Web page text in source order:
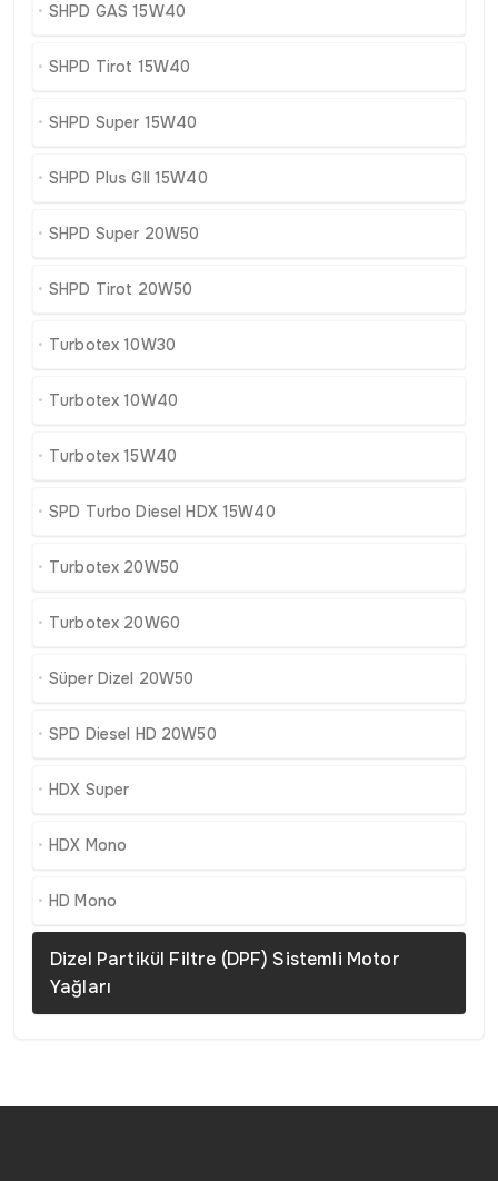
SHPD GAS 15W40
SHPD Tirot 15W40
SHPD Super 15W40
SHPD Plus GII 15W40
SHPD Super 20W50
SHPD Tirot 20W50
Turbotex 10W30
Turbotex 10W40
Turbotex 15W40
SPD Turbo Diesel HDX 15W40
Turbotex 20W50
Turbotex 20W60
Süper Dizel 20W50
SPD Diesel HD 20W50
HDX Super
HDX Mono
HD Mono
Dizel Partikül Filtre (DPF) Sistemli Motor
Yağları